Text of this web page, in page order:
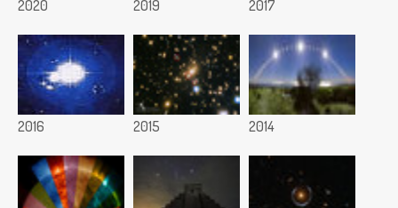
2020 2019 2017
2016 2015 2014